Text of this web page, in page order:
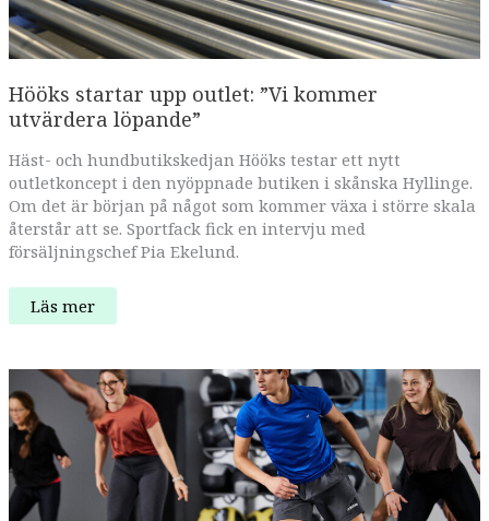
Hööks startar upp outlet: ”Vi kommer
utvärdera löpande”
Häst- och hundbutikskedjan Hööks testar ett nytt
outletkoncept i den nyöppnade butiken i skånska Hyllinge.
Om det är början på något som kommer växa i större skala
återstår att se. Sportfack fick en intervju med
försäljningschef Pia Ekelund.
Hööks
startar
”Vi
kommer
utvärdera
löpande”
Läs mer